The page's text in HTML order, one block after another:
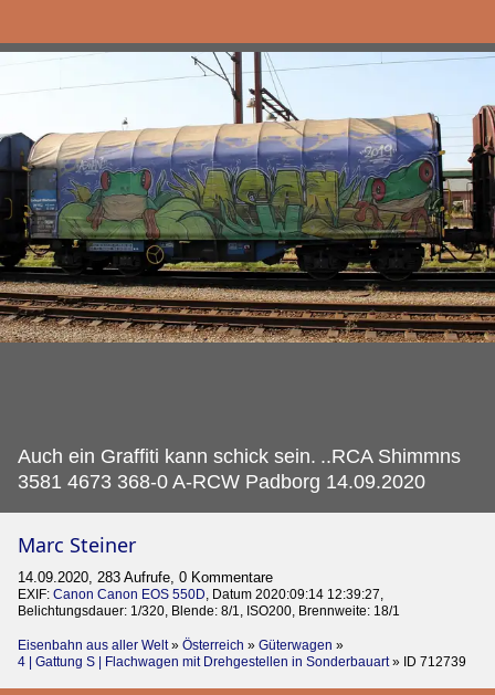
Auch ein Graffiti kann schick sein. ..RCA Shimmns
3581 4673 368-0 A-RCW Padborg 14.09.2020
Marc Steiner
14.09.2020, 283 Aufrufe, 0 Kommentare
EXIF: Canon Canon EOS 550D , Datum 2020:09:14 12:39:27,
Belichtungsdauer: 1/320, Blende: 8/1, ISO200, Brennweite: 18/1
Eisenbahn aus aller Welt» Österreich » Güterwagen »
4 | Gattung S | Flachwagen mit Drehgestellen in Sonderbauart» ID 712739